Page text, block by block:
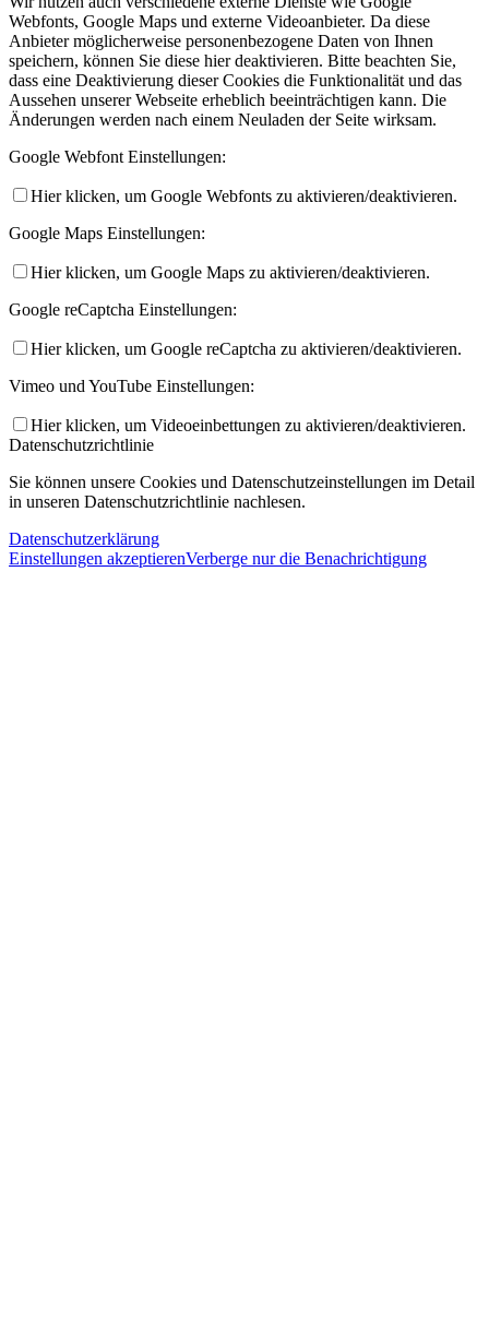
Webfonts, Google Maps und externe Videoanbieter. Da diese
Anbieter möglicherweise personenbezogene Daten von Ihnen
speichern, können Sie diese hier deaktivieren. Bitte beachten Sie,
dass eine Deaktivierung dieser Cookies die Funktionalität und das
Aussehen unserer Webseite erheblich beeinträchtigen kann. Die
Änderungen werden nach einem Neuladen der Seite wirksam.
Google Webfont Einstellungen:
Hier klicken, um Google Webfonts zu aktivieren/deaktivieren.
Google Maps Einstellungen:
Hier klicken, um Google Maps zu aktivieren/deaktivieren.
Google reCaptcha Einstellungen:
Hier klicken, um Google reCaptcha zu aktivieren/deaktivieren.
Vimeo und YouTube Einstellungen:
Hier klicken, um Videoeinbettungen zu aktivieren/deaktivieren.
Datenschutzrichtlinie
Sie können unsere Cookies und Datenschutzeinstellungen im Detail
in unseren Datenschutzrichtlinie nachlesen.
Datenschutzerklärung
Einstellungen akzeptierenVerberge nur die Benachrichtigung